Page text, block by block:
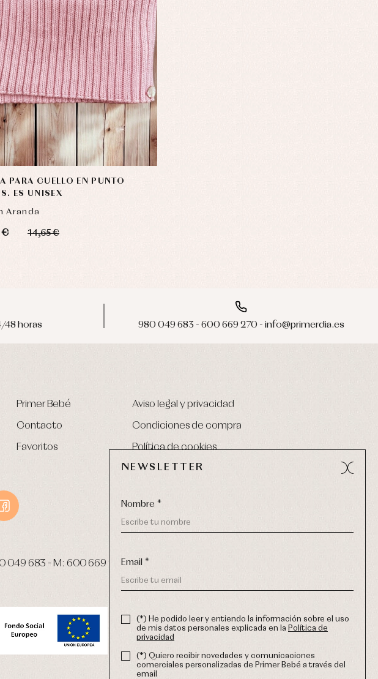
PARA CUELLO EN PUNTO
ES UNISEX
Aranda
€ 14,65 €
48 horas 980 049 683 - 600 669 270 - info@primerdia.es
Primer Bebé
Contacto
Favoritos
Aviso legal y privacidad
Condiciones de compra
Política de cookies
049 683 - M: 600 669 270-email:
NEWSLETTER
Nombre *
Email *
(*) He podido leer y entiendo la información sobre el uso
de mis datos personales explicada en la Política de
privacidad
(*) Quiero recibir novedades y comunicaciones
comerciales personalizadas de Primer Bebé a través del
email